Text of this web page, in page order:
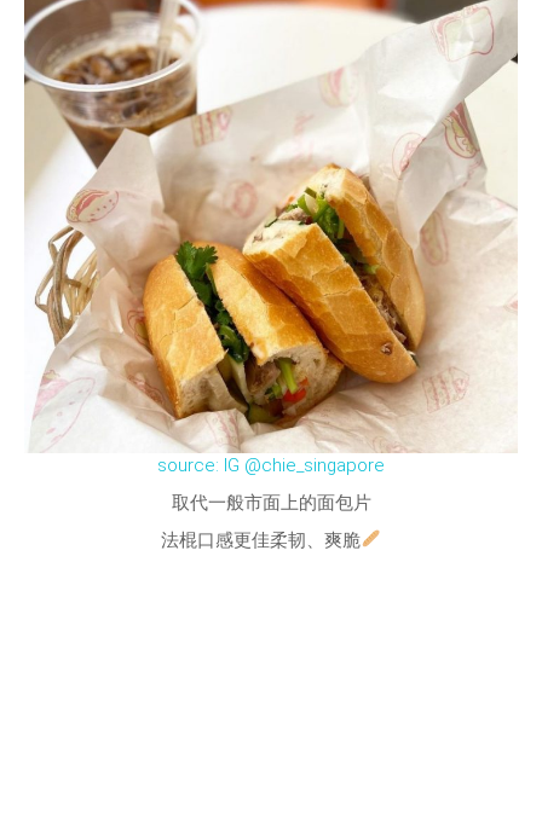
source: IG @chie_singapore
取代一般市面上的面包片
法棍口感更佳柔韧、爽脆